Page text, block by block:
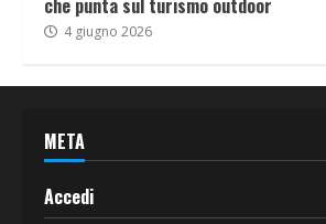
4 giugno 2026
META
Accedi